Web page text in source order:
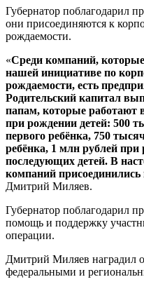
Губернатор поблагодарил
они присоединяются к
рождаемости.
«Среди компаний,
нашей инициативе по
рождаемости, есть
Родительский капитал
папам, которые работают
при рождении детей: 500
первого ребёнка, 750
ребёнка, 1 млн рублей при
последующих детей. В
компаний присоединились
Дмитрий Миляев.
Губернатор поблагодарил
помощь и поддержку
операции.
Дмитрий Миляев наградил
федеральными и